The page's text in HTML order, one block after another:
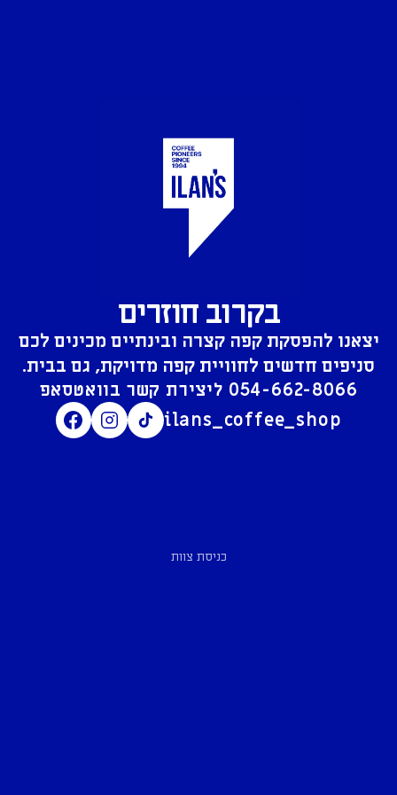
בקרוב חוזרים
יצאנו להפסקת קפה קצרה ובינתיים מכינים לכם
סניפים חדשים לחוויית קפה מדויקת, גם בבית.
054-662-8066
ilans_coffee_shop
כניסת צוות